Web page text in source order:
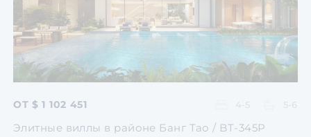
ОТ $ 1 102 451 4-5 5-6
Элитные виллы в районе Банг Тао / BT-345P